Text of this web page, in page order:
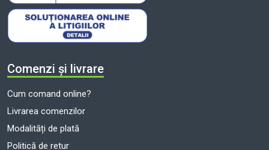
Comenzi și livrare
Cum comand online?
Livrarea comenzilor
Modalități de plată
Politică de retur